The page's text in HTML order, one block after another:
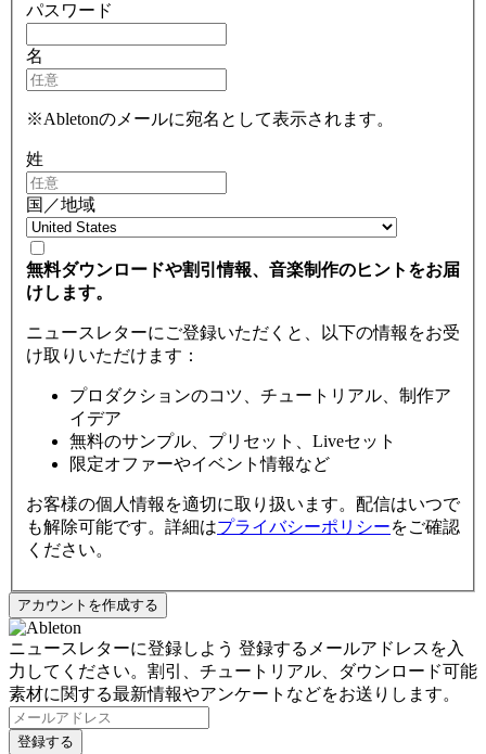
パスワード
名
※Abletonのメールに宛名として表示されます。
姓
国／地域
無料ダウンロードや割引情報、音楽制作のヒントをお届
けします。
ニュースレターにご登録いただくと、以下の情報をお受
け取りいただけます：
プロダクションのコツ、チュートリアル、制作ア
イデア
無料のサンプル、プリセット、Liveセット
限定オファーやイベント情報など
お客様の個人情報を適切に取り扱います。配信はいつで
も解除可能です。詳細はプライバシーポリシーをご確認
ください。
ニュースレターに登録しよう 登録するメールアドレスを入
力してください。割引、チュートリアル、ダウンロード可能
素材に関する最新情報やアンケートなどをお送りします。